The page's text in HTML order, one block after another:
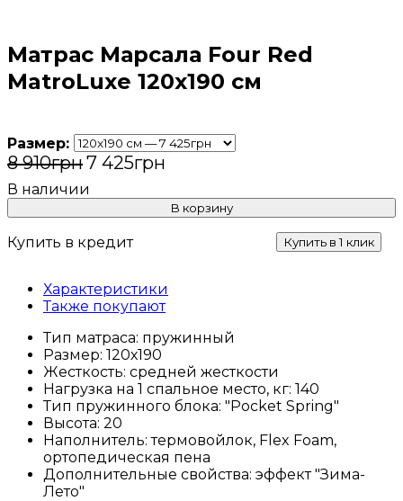
Матрас Марсала Four Red
MatroLuxe 120x190 см
Размер:
8 910грн7 425грн
В корзину
Купить в кредит Купить в 1 клик
Характеристики
Также покупают
Тип матраса: пружинный
Размер: 120х190
Жесткость: средней жесткости
Нагрузка на 1 спальное место, кг: 140
Тип пружинного блока: "Pocket Spring"
Высота: 20
Наполнитель:термовойлок, Flex Foam,
ортопедическая пена
Дополнительные свойства: эффект "Зима-
Лето"